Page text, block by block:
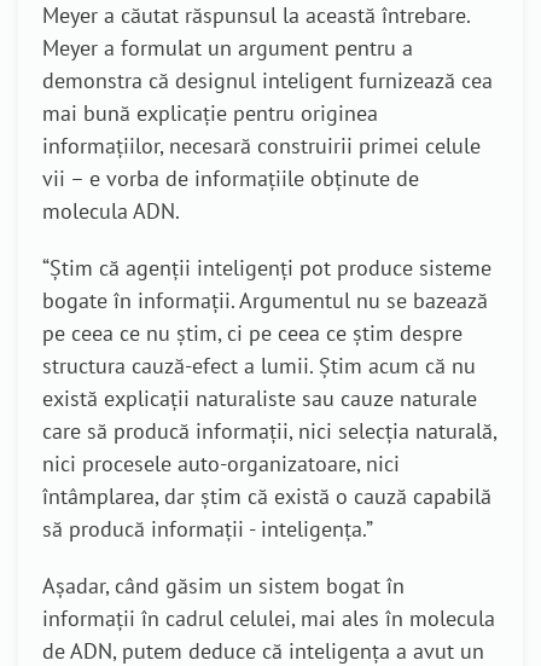
Meyer a căutat răspunsul la această întrebare.
Meyer a formulat un argument pentru a
demonstra că designul inteligent furnizează cea
mai bună explicație pentru originea
informațiilor, necesară construirii primei celule
vii – e vorba de informațiile obținute de
molecula ADN.
“Știm că agenții inteligenți pot produce sisteme
bogate în informații. Argumentul nu se bazează
pe ceea ce nu știm, ci pe ceea ce știm despre
structura cauză-efect a lumii. Știm acum că nu
există explicații naturaliste sau cauze naturale
care să producă informații, nici selecția naturală,
nici procesele auto-organizatoare, nici
întâmplarea, dar știm că există o cauză capabilă
să producă informații - inteligența.”
Așadar, când găsim un sistem bogat în
informații în cadrul celulei, mai ales în molecula
de ADN, putem deduce că inteligența a avut un